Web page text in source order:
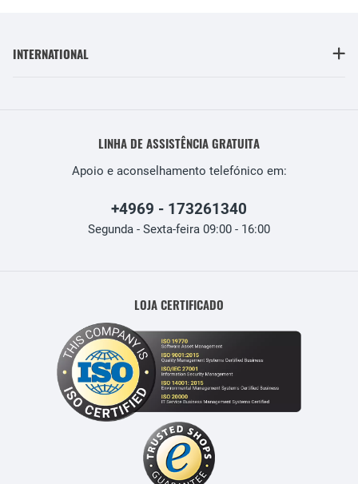
INTERNATIONAL
LINHA DE ASSISTÊNCIA GRATUITA
Apoio e aconselhamento telefónico em:
+4969 - 173261340
Segunda - Sexta-feira 09:00 - 16:00
LOJA CERTIFICADO